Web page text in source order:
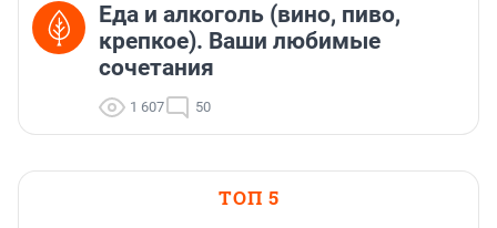
Еда и алкоголь (вино, пиво,
крепкое). Ваши любимые
сочетания
1 607 50
ТОП 5